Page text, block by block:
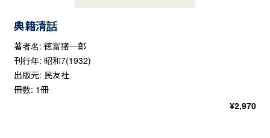
典籍清話
著者名: 徳富猪一郎
刊行年: 昭和7(1932)
出版元: 民友社
冊数: 1冊
¥2,970